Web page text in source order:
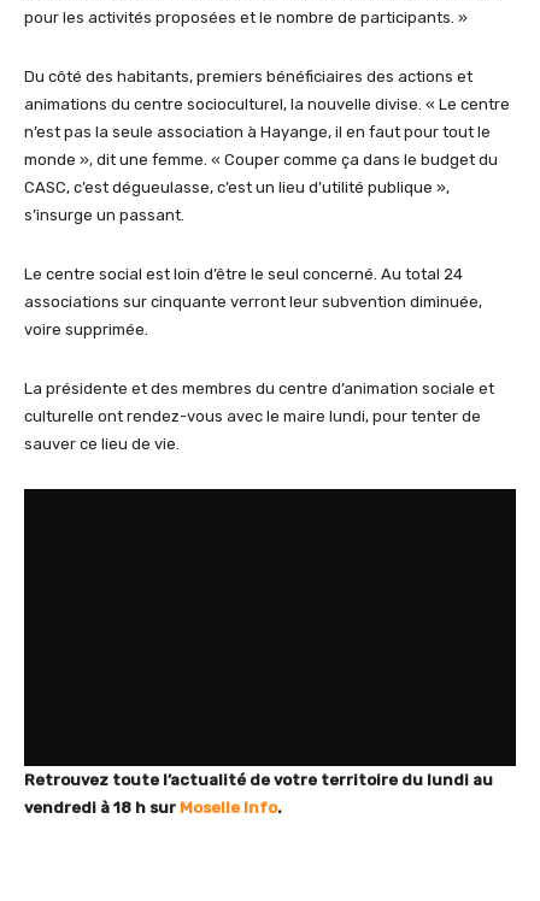
pour les activités proposées et le nombre de participants. »
Du côté des habitants, premiers bénéficiaires des actions et
animations du centre socioculturel, la nouvelle divise. « Le centre
n’est pas la seule association à Hayange, il en faut pour tout le
monde », dit une femme. « Couper comme ça dans le budget du
CASC, c’est dégueulasse, c’est un lieu d’utilité publique »,
s’insurge un passant.
Le centre social est loin d’être le seul concerné. Au total 24
associations sur cinquante verront leur subvention diminuée,
voire supprimée.
La présidente et des membres du centre d’animation sociale et
culturelle ont rendez-vous avec le maire lundi, pour tenter de
sauver ce lieu de vie.
Retrouvez toute l’actualité de votre territoire du lundi au
vendredi à 18 h sur Moselle Info.